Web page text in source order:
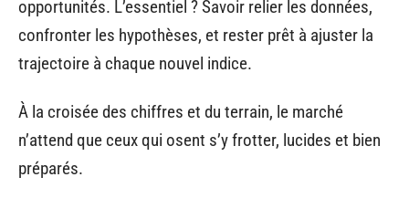
opportunités. L’essentiel ? Savoir relier les données,
confronter les hypothèses, et rester prêt à ajuster la
trajectoire à chaque nouvel indice.
À la croisée des chiffres et du terrain, le marché
n’attend que ceux qui osent s’y frotter, lucides et bien
préparés.